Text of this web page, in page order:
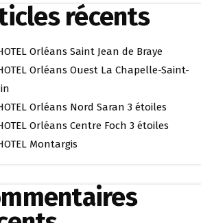
récents
Orléans Saint Jean de Braye
Orléans Ouest La Chapelle-Saint-
Orléans Nord Saran 3 étoiles
Orléans Centre Foch 3 étoiles
Montargis